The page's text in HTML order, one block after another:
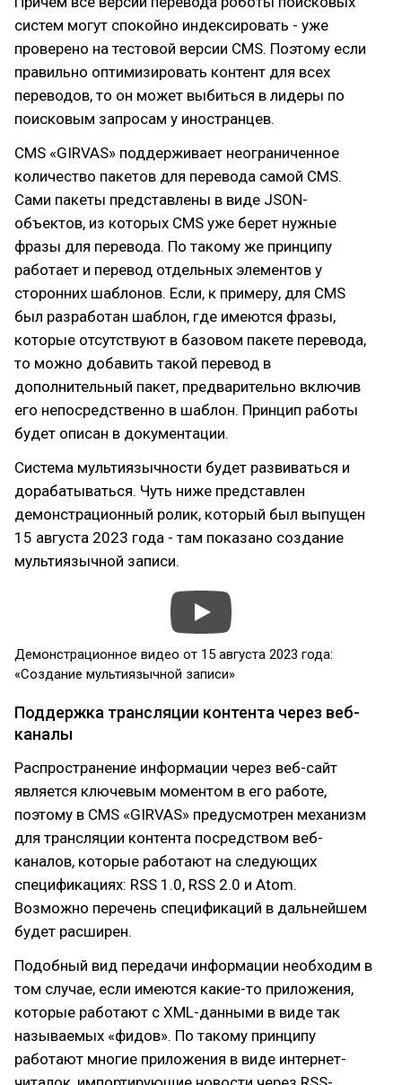
систем могут спокойно индексировать - уже
проверено на тестовой версии CMS. Поэтому если
правильно оптимизировать контент для всех
переводов, то он может выбиться в лидеры по
поисковым запросам у иностранцев.
CMS «GIRVAS» поддерживает неограниченное
количество пакетов для перевода самой CMS.
Сами пакеты представлены в виде JSON-
объектов, из которых CMS уже берет нужные
фразы для перевода. По такому же принципу
работает и перевод отдельных элементов у
сторонних шаблонов. Если, к примеру, для CMS
был разработан шаблон, где имеются фразы,
которые отсутствуют в базовом пакете перевода,
то можно добавить такой перевод в
дополнительный пакет, предварительно включив
его непосредственно в шаблон. Принцип работы
будет описан в документации.
Система мультиязычности будет развиваться и
дорабатываться. Чуть ниже представлен
демонстрационный ролик, который был выпущен
15 августа 2023 года - там показано создание
мультиязычной записи.
Демонстрационное видео от 15 августа 2023 года:
«Создание мультиязычной записи»
Поддержка трансляции контента через веб-
каналы
Распространение информации через веб-сайт
является ключевым моментом в его работе,
поэтому в CMS «GIRVAS» предусмотрен механизм
для трансляции контента посредством веб-
каналов, которые работают на следующих
спецификациях: RSS 1.0, RSS 2.0 и Atom.
Возможно перечень спецификаций в дальнейшем
будет расширен.
Подобный вид передачи информации необходим в
том случае, если имеются какие-то приложения,
которые работают с XML-данными в виде так
называемых «фидов». По такому принципу
работают многие приложения в виде интернет-